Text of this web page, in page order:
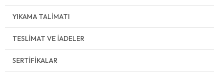
YIKAMA TALIMATI
TESLIMAT VE İADELER
SERTIFIKALAR